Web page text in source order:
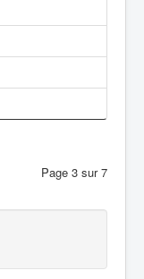
Page 3 sur 7